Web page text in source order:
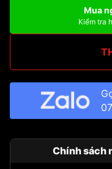
Mua
Kiểm tra
Chính sách